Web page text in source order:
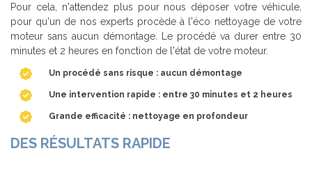
Pour cela, n'attendez plus pour nous déposer votre véhicule,
pour qu'un de nos experts procède à l'éco nettoyage de votre
moteur sans aucun démontage. Le procédé va durer entre 30
minutes et 2 heures en fonction de l'état de votre moteur.
Un procédé sans risque : aucun démontage
Une intervention rapide : entre 30 minutes et 2 heures
Grande efficacité : nettoyage en profondeur
DES RÉSULTATS RAPIDE